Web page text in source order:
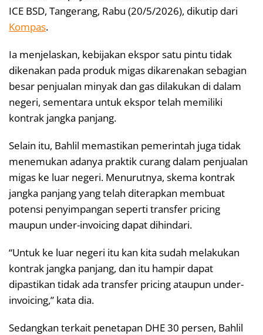
ICE BSD, Tangerang, Rabu (20/5/2026), dikutip dari
Kompas.
Ia menjelaskan, kebijakan ekspor satu pintu tidak
dikenakan pada produk migas dikarenakan sebagian
besar penjualan minyak dan gas dilakukan di dalam
negeri, sementara untuk ekspor telah memiliki
kontrak jangka panjang.
Selain itu, Bahlil memastikan pemerintah juga tidak
menemukan adanya praktik curang dalam penjualan
migas ke luar negeri. Menurutnya, skema kontrak
jangka panjang yang telah diterapkan membuat
potensi penyimpangan seperti transfer pricing
maupun under-invoicing dapat dihindari.
“Untuk ke luar negeri itu kan kita sudah melakukan
kontrak jangka panjang, dan itu hampir dapat
dipastikan tidak ada transfer pricing ataupun under-
invoicing,” kata dia.
Sedangkan terkait penetapan DHE 30 persen, Bahlil